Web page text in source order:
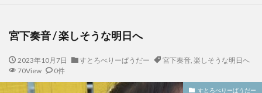
宮下奏音 / 楽しそうな明日へ
2023年10月7日 すとろべりーぱうだー 宮下奏音, 楽しそうな明日へ
70View
0件
すとろべりーぱうだー